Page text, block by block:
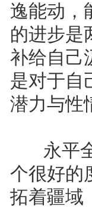
逸能动，
的进步是
补给自己
是对于自
潜力与性
永平全
个很好的
拓着疆域